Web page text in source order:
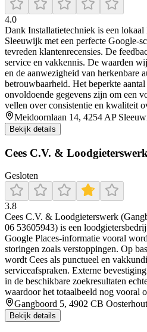
4.0
Dank Installatietechniek is een
Sleeuwijk met een perfecte Google-
tevreden klantenrecensies. De
service en vakkennis. De waarden
en de aanwezigheid van herkenbare
betrouwbaarheid. Het beperkte
onvoldoende gegevens zijn om een
vellen over consistentie en kwaliteit
Meidoornlaan 14, 4254 AP
Bekijk details
Cees C.V. & Loodgieterswerk
Gesloten
3.8
Cees C.V. & Loodgieterswerk
06 53605943) is een
Google Places-informatie vooral
storingen zoals verstoppingen. Op
wordt Cees als punctueel en
serviceafspraken. Externe
in de beschikbare zoekresultaten
waardoor het totaalbeeld nog vooral
Gangboord 5, 4902 CB
Bekijk details